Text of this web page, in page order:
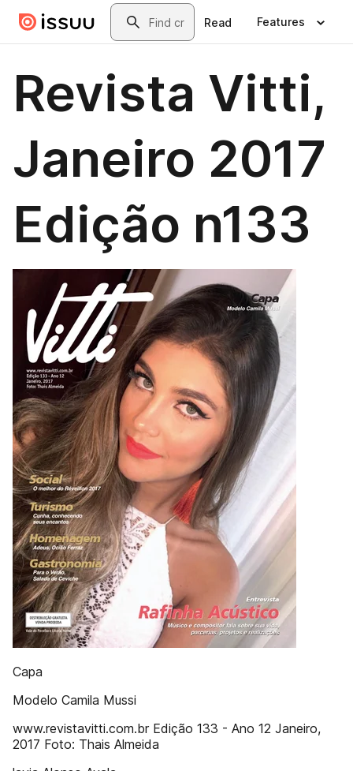
Skip to main contentSearch
Read Features
Revista Vitti,
Janeiro 2017
Edição n133
Capa
Modelo Camila Mussi
www.revistavitti.com.br Edição 133 - Ano 12 Janeiro,
2017 Foto: Thais Almeida